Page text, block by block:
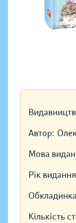
Автор:
Мова
Рік
Кількість